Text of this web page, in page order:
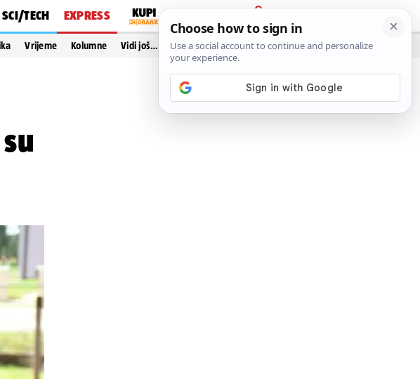
SCI/TECH EXPRESS
PRIJAVA
Vrijeme Kolumne Vidi još…